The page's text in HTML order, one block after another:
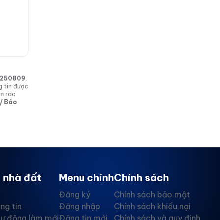
250809.
tin được
rao
Báo
nhà đất
tin
động làm mới
Menu chính
Đăng ký
Đăng nhập
Đăng tin mới
Chính sách
Chính sách bảo mật
Chính sách khiếu nại
Chính sách và quy định